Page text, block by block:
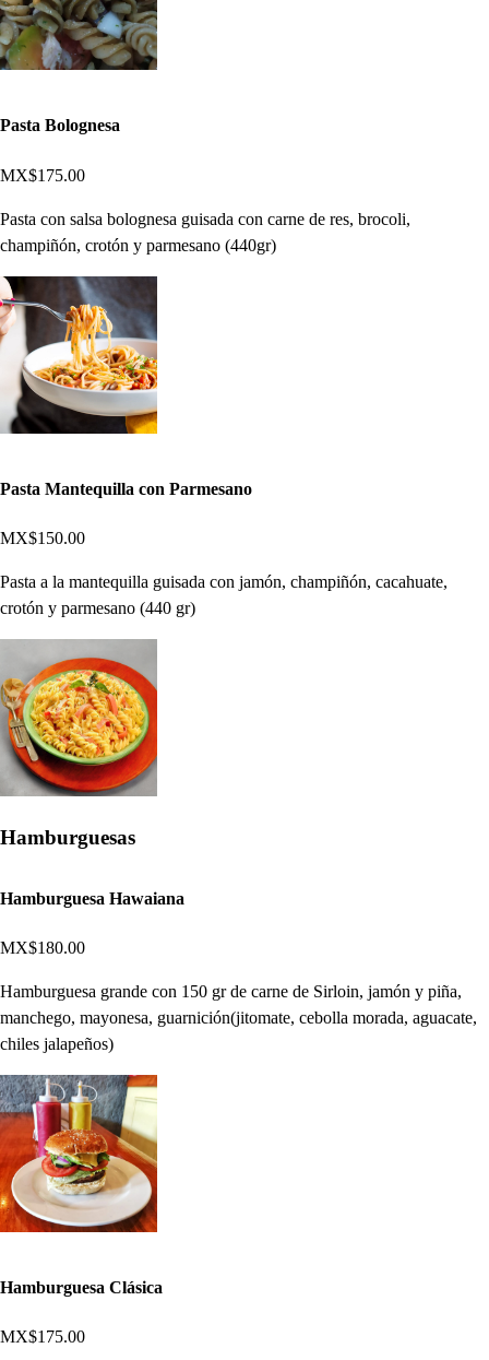
Pasta Bolognesa
MX$175.00
Pasta con salsa bolognesa guisada con carne de res, brocoli,
champiñón, crotón y parmesano (440gr)
Pasta Mantequilla con Parmesano
MX$150.00
Pasta a la mantequilla guisada con jamón, champiñón, cacahuate,
crotón y parmesano (440 gr)
Hamburguesas
Hamburguesa Hawaiana
MX$180.00
Hamburguesa grande con 150 gr de carne de Sirloin, jamón y piña,
manchego, mayonesa, guarnición(jitomate, cebolla morada, aguacate,
chiles jalapeños)
Hamburguesa Clásica
MX$175.00